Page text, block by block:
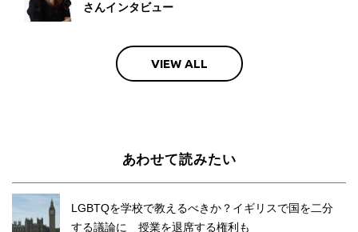
さんインタビュー
VIEW ALL
あわせて読みたい
LGBTQを学校で教えるべきか？イギリスで国を二分
する議論に 授業を退席する権利も